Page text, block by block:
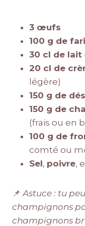
3 œufs
100 g de
30 cl de lait
20 cl de
légère)
150 g de
150 g de
(frais ou en
100 g de
comté ou
Sel, poivre,
📌Astuce : tu
champignons
champignons